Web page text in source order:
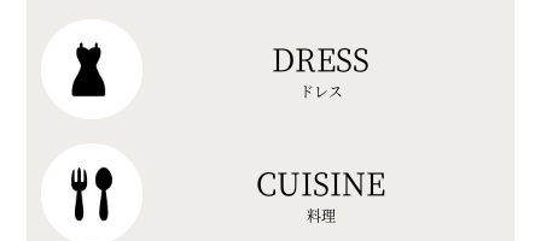
DRESS
ドレス
CUISINE
料理